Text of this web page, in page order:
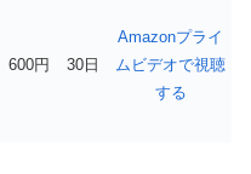
600円 30日
Amazonプライ
ムビデオで視聴
する